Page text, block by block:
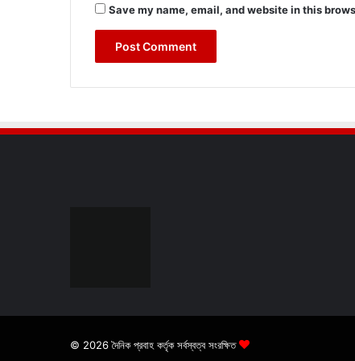
Save my name, email, and website in this
© 2026 দৈনিক প্রবাহ কর্তৃক সর্বস্বত্ব সংরক্ষিত